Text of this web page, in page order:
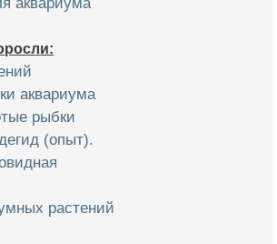
аквариума
рыбки
(опыт).
растений